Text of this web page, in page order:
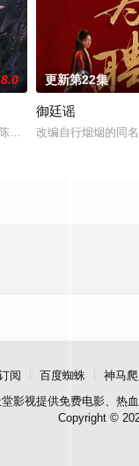
8.0
伟霆 饰）与吴老狗（曾
更新第22集
御廷谣
改编自行烟烟的同
阅 百度蜘蛛 神马爬
堂影视提供免费电影、热
Copyright ©